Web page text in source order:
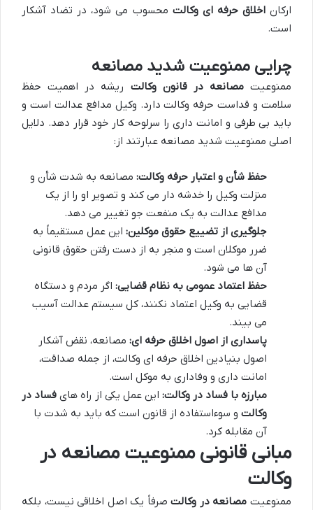
ارکاناخلاق حرفه ای وکالت محسوب می شود، در تضاد آشکار
است.
چرایی ممنوعیت شدید مصانعه
ممنوعیتمصانعه در قانون وکالت ریشه در اهمیت حفظ
سلامت و قداست حرفه وکالت دارد. وکیل مدافع عدالت است و
باید بی طرفی و امانت داری را سرلوحه کار خود قرار دهد. دلایل
اصلی ممنوعیت شدید مصانعه عبارتند از:
حفظ شأن و اعتبار حرفه وکالت: مصانعه به شدت شأن و
منزلت وکیل را خدشه دار می کند و تصویر او را از یک
مدافع عدالت به یک منفعت جو تغییر می دهد.
جلوگیری از تضییع حقوق موکلین: این عمل مستقیماً به
ضرر موکلان است و منجر به از دست رفتن حقوق قانونی
آن ها می شود.
حفظ اعتماد عمومی به نظام قضایی: اگر مردم و دستگاه
قضایی به وکیل اعتماد نکنند، کل سیستم عدالت آسیب
می بیند.
پاسداری از اصول اخلاق حرفه ای: مصانعه، نقض آشکار
اصول بنیادین اخلاق حرفه ای وکالت، از جمله صداقت،
امانت داری و وفاداری به موکل است.
مبارزه با فساد در وکالت: این عمل یکی از راه های فساد در
وکالت و سوءاستفاده از قانون است که باید به شدت با
آن مقابله کرد.
مبانی قانونی ممنوعیت مصانعه در
وکالت
ممنوعیت مصانعه در وکالتصرفاً یک اصل اخلاقی نیست، بلکه